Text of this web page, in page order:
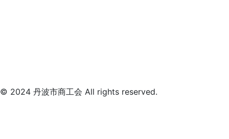
© 2024 丹波市商工会 All rights reserved.